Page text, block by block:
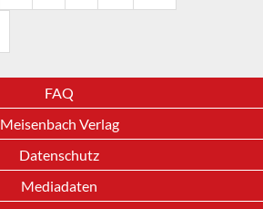
FAQ
Meisenbach Verlag
Datenschutz
Mediadaten